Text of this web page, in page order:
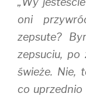
oni
zepsute?
zepsuciu, po
świeże. Nie,
co uprzednio